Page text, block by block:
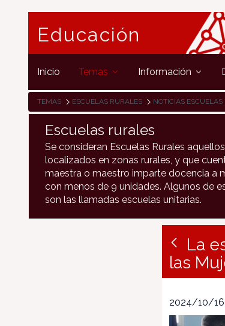
Educación
Inicio Temas Información
TEMAS ESCUELAS RURALES NOTICIAS
Escuelas rurales
Se consideran Escuelas Rurales
localizados en zonas rurales, y que
maestra o maestro imparte docencia a
con menos de 9 unidades. Algunos de
son las llamadas escuelas unitarias.
La
las
2024/10/16